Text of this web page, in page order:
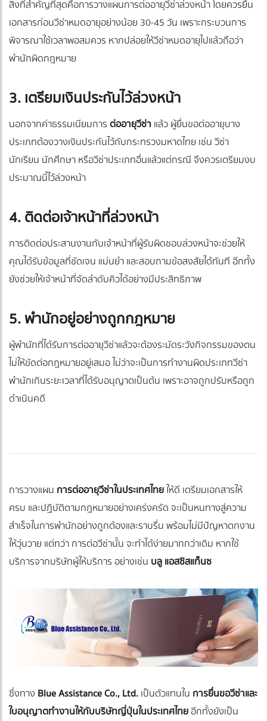
สิ่งที่สำคัญที่สุดคือการวางแผนการต่ออายุวีซ่าล่วงหน้า โดยควรยื่น
เอกสารก่อนวีซ่าหมดอายุอย่างน้อย 30-45 วัน เพราะกระบวนการ
พิจารณาใช้เวลาพอสมควร หากปล่อยให้วีซ่าหมดอายุไปแล้วถือว่า
พำนักผิดกฎหมาย
3. เตรียมเงินประกันไว้ล่วงหน้า
นอกจากค่าธรรมเนียมการต่ออายุวีซ่า แล้ว ผู้ยื่นขอต่ออายุบาง
ประเภทต้องวางเงินประกันไว้กับกระทรวงมหาดไทย เช่น วีซ่า
นักเรียน นักศึกษา หรือวีซ่าประเภทอื่นแล้วแต่กรณี จึงควรเตรียมงบ
ประมาณนี้ไว้ล่วงหน้า
4. ติดต่อเจ้าหน้าที่ล่วงหน้า
การติดต่อประสานงานกับเจ้าหน้าที่ผู้รับผิดชอบล่วงหน้าจะช่วยให้
คุณได้รับข้อมูลที่ชัดเจน แม่นยำ และสอบถามข้อสงสัยได้ทันที อีกทั้ง
ยังช่วยให้เจ้าหน้าที่จัดลำดับคิวได้อย่างมีประสิทธิภาพ
5. พำนักอยู่อย่างถูกกฎหมาย
ผู้พำนักที่ได้รับการต่ออายุวีซ่าแล้วจะต้องระมัดระวังกิจกรรมของตน
ไม่ให้ขัดต่อกฎหมายอยู่เสมอ ไม่ว่าจะเป็นการทำงานผิดประเภทวีซ่า
พำนักเกินระยะเวลาที่ได้รับอนุญาตเป็นต้น เพราะอาจถูกปรับหรือถูก
ดำเนินคดี
การวางแผน การต่ออายุวีซ่าในประเทศไทยให้ดี เตรียมเอกสารให้
ครบ และปฏิบัติตามกฎหมายอย่างเคร่งครัด จะเป็นหนทางสู่ความ
สำเร็จในการพำนักอย่างถูกต้องและราบรื่น พร้อมไม่มีปัญหาตกงาน
ให้วุ่นวาย แต่ทว่า การต่อวีซ่านั้น จะทำได้ง่ายมากกว่าเดิม หากใช้
บริการจากบริษัทผู้ให้บริการ อย่างเช่น บลู แอสซิสแท็นซ
ซึ่งทาง Blue Assistance Co., Ltd.เป็นตัวแทนใน การยื่นขอวีซ่าและ
ใบอนุญาตทำงานให้กับบริษัทญี่ปุ่นในประเทศไทยอีกทั้งยังเป็น